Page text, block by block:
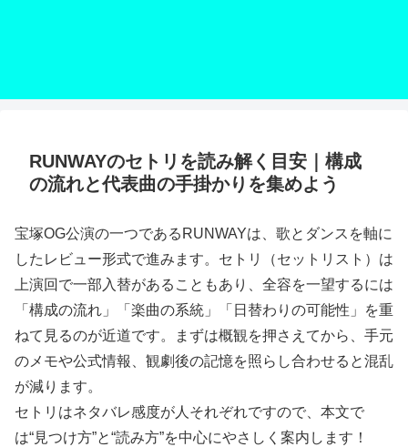
RUNWAYのセトリを読み解く目安｜構成
の流れと代表曲の手掛かりを集めよう
宝塚OG公演の一つであるRUNWAYは、歌とダンスを軸に
したレビュー形式で進みます。セトリ（セットリスト）は
上演回で一部入替があることもあり、全容を一望するには
「構成の流れ」「楽曲の系統」「日替わりの可能性」を重
ねて見るのが近道です。まずは概観を押さえてから、手元
のメモや公式情報、観劇後の記憶を照らし合わせると混乱
が減ります。
セトリはネタバレ感度が人それぞれですので、本文で
は“見つけ方”と“読み方”を中心にやさしく案内します！